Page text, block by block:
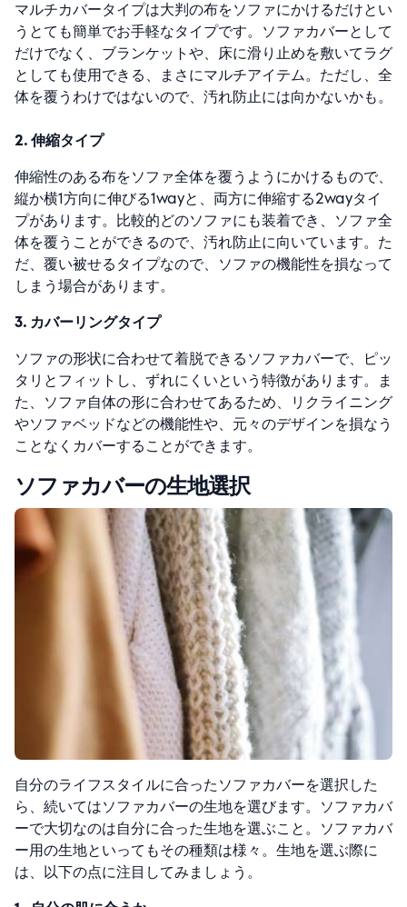
マルチカバータイプは大判の布をソファにかけるだけとい
うとても簡単でお手軽なタイプです。ソファカバーとして
だけでなく、ブランケットや、床に滑り止めを敷いてラグ
としても使用できる、まさにマルチアイテム。 ただし、全
体を覆うわけではないので、汚れ防止には向かないかも。
2. 伸縮タイプ
伸縮性のある布をソファ全体を覆うようにかけるもので、
縦か横1方向に伸びる1wayと、両方に伸縮する2wayタイ
プがあります。比較的どのソファにも装着でき、ソファ全
体を覆うことができるので、汚れ防止に向いています。た
だ、覆い被せるタイプなので、ソファの機能性を損なって
しまう場合があります。
3. カバーリングタイプ
ソファの形状に合わせて着脱できるソファカバーで、ピッ
タリとフィットし、ずれにくいという特徴があります。ま
た、ソファ自体の形に合わせてあるため、リクライニング
やソファベッドなどの機能性や、元々のデザインを損なう
ことなくカバーすることができます。
ソファカバーの生地選択
自分のライフスタイルに合ったソファカバーを選択した
ら、続いてはソファカバーの生地を選びます。ソファカバ
ーで大切なのは自分に合った生地を選ぶこと。ソファカバ
ー用の生地といってもその種類は様々。生地を選ぶ際に
は、以下の点に注目してみましょう。